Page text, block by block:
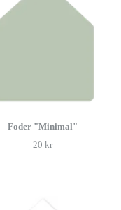
Foder "Minimal"
20 kr